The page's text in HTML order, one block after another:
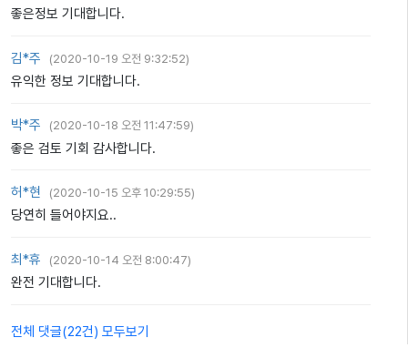
좋은정보 기대합니다.
김*주 (2020-10-19 오전 9:32:52)
유익한 정보 기대합니다.
박*주 (2020-10-18 오전 11:47:59)
좋은 검토 기회 감사합니다.
허*현 (2020-10-15 오후 10:29:55)
당연히 들어야지요..
최*휴 (2020-10-14 오전 8:00:47)
완전 기대합니다.
전체 댓글(22건) 모두보기